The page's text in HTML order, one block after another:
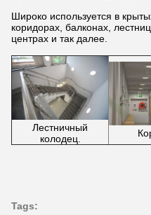
Широко используется в
коридорах, балконах,
центрах и так далее.
Лестничный
колодец.
Tags: